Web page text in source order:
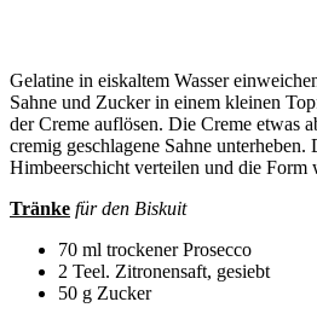
Gelatine in eiskaltem Wasser
Sahne und Zucker in einem kleinen
der Creme auflösen. Die Creme etwas
cremig geschlagene Sahne unterheben.
Himbeerschicht verteilen und die Form
Tränke für den Biskuit
70 ml trockener Prosecco
2 Teel. Zitronensaft, gesiebt
50 g Zucker